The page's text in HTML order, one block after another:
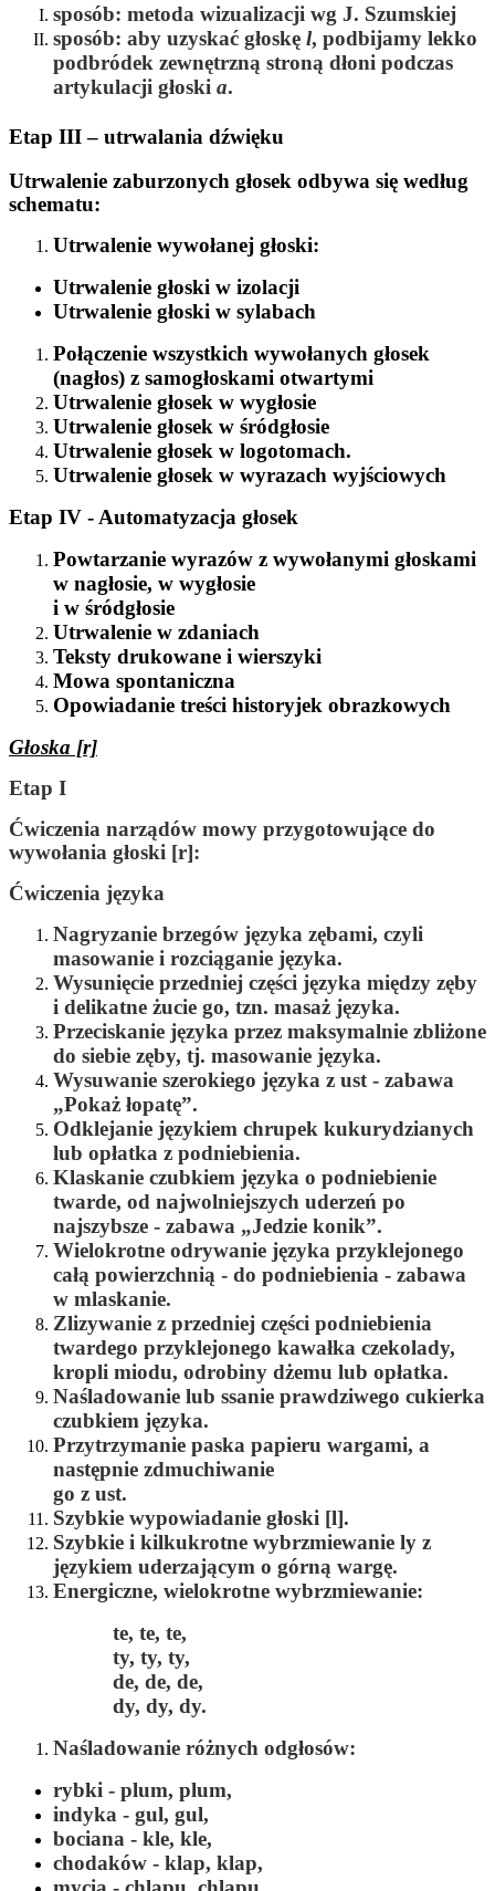
sposób: metoda wizualizacji wg J. Szumskiej
sposób: aby uzyskać głoskę l, podbijamy lekko
podbródek zewnętrzną stroną dłoni podczas
artykulacji głoski a.
Etap III – utrwalania dźwięku
Utrwalenie zaburzonych głosek odbywa się według
schematu:
Utrwalenie wywołanej głoski:
Utrwalenie głoski w izolacji
Utrwalenie głoski w sylabach
Połączenie wszystkich wywołanych głosek
(nagłos) z samogłoskami otwartymi
Utrwalenie głosek w wygłosie
Utrwalenie głosek w śródgłosie
Utrwalenie głosek w logotomach.
Utrwalenie głosek w wyrazach wyjściowych
Etap IV - Automatyzacja głosek
Powtarzanie wyrazów z wywołanymi głoskami
w nagłosie, w wygłosie
i w śródgłosie
Utrwalenie w zdaniach
Teksty drukowane i wierszyki
Mowa spontaniczna
Opowiadanie treści historyjek obrazkowych
Głoska [r]
Etap I
Ćwiczenia narządów mowy przygotowujące do
wywołania głoski [r]:
Ćwiczenia języka
Nagryzanie brzegów języka zębami, czyli
masowanie i rozciąganie języka.
Wysunięcie przedniej części języka między zęby
i delikatne żucie go, tzn. masaż języka.
Przeciskanie języka przez maksymalnie zbliżone
do siebie zęby, tj. masowanie języka.
Wysuwanie szerokiego języka z ust - zabawa
„Pokaż łopatę”.
Odklejanie językiem chrupek kukurydzianych
lub opłatka z podniebienia.
Klaskanie czubkiem języka o podniebienie
twarde, od najwolniejszych uderzeń po
najszybsze - zabawa „Jedzie konik”.
Wielokrotne odrywanie języka przyklejonego
całą powierzchnią - do podniebienia - zabawa
w mlaskanie.
Zlizywanie z przedniej części podniebienia
twardego przyklejonego kawałka czekolady,
kropli miodu, odrobiny dżemu lub opłatka.
Naśladowanie lub ssanie prawdziwego cukierka
czubkiem języka.
Przytrzymanie paska papieru wargami, a
następnie zdmuchiwanie
go z ust.
Szybkie wypowiadanie głoski [l].
Szybkie i kilkukrotne wybrzmiewanie ly z
językiem uderzającym o górną wargę.
Energiczne, wielokrotne wybrzmiewanie:
te, te, te,
ty, ty, ty,
de, de, de,
dy, dy, dy.
Naśladowanie różnych odgłosów:
rybki - plum, plum,
indyka - gul, gul,
bociana - kle, kle,
chodaków - klap, klap,